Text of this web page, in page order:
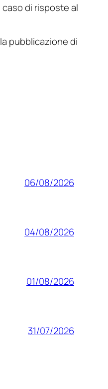
caso di risposte al
pubblicazione di
06/08/2026
04/08/2026
01/08/2026
31/07/2026